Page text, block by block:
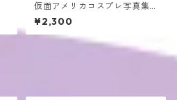
仮面アメリカコスプレ写真集
第3弾＜冊子版/ROM版＞
¥2,300